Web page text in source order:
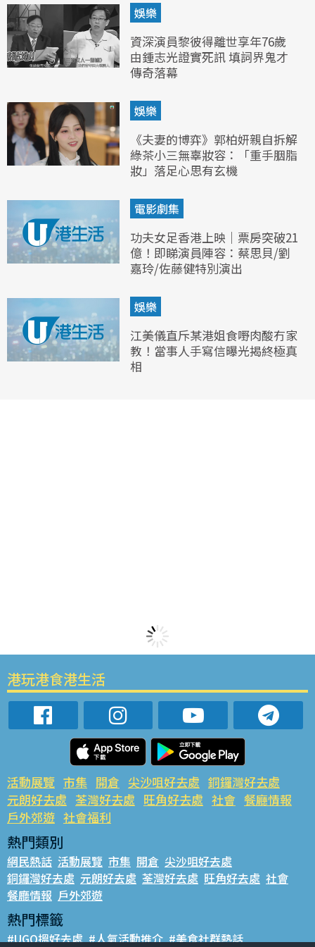
娛樂
資深演員黎彼得離世享年76歲
由鍾志光證實死訊 填詞界鬼才
傳奇落幕
娛樂
《夫妻的博弈》郭柏妍親自拆解
綠茶小三無辜妝容：「重手胭脂
妝」落足心思有玄機
電影劇集
功夫女足香港上映｜票房突破21
億！即睇演員陣容：蔡思貝/劉
嘉玲/佐藤健特別演出
娛樂
江美儀直斥某港姐食嘢肉酸冇家
教！當事人手寫信曝光揭終極真
相
港玩港食港生活
活動展覽 市集 開倉 尖沙咀好去處 銅鑼灣好去處
元朗好去處 荃灣好去處 旺角好去處 社會 餐廳情報
戶外郊遊 社會福利
熱門類別
網民熱話 活動展覽 市集 開倉 尖沙咀好去處
銅鑼灣好去處 元朗好去處 荃灣好去處 旺角好去處 社會
餐廳情報 戶外郊遊
熱門標籤
#UGO搵好去處 #人氣活動推介 #美食社群熱話